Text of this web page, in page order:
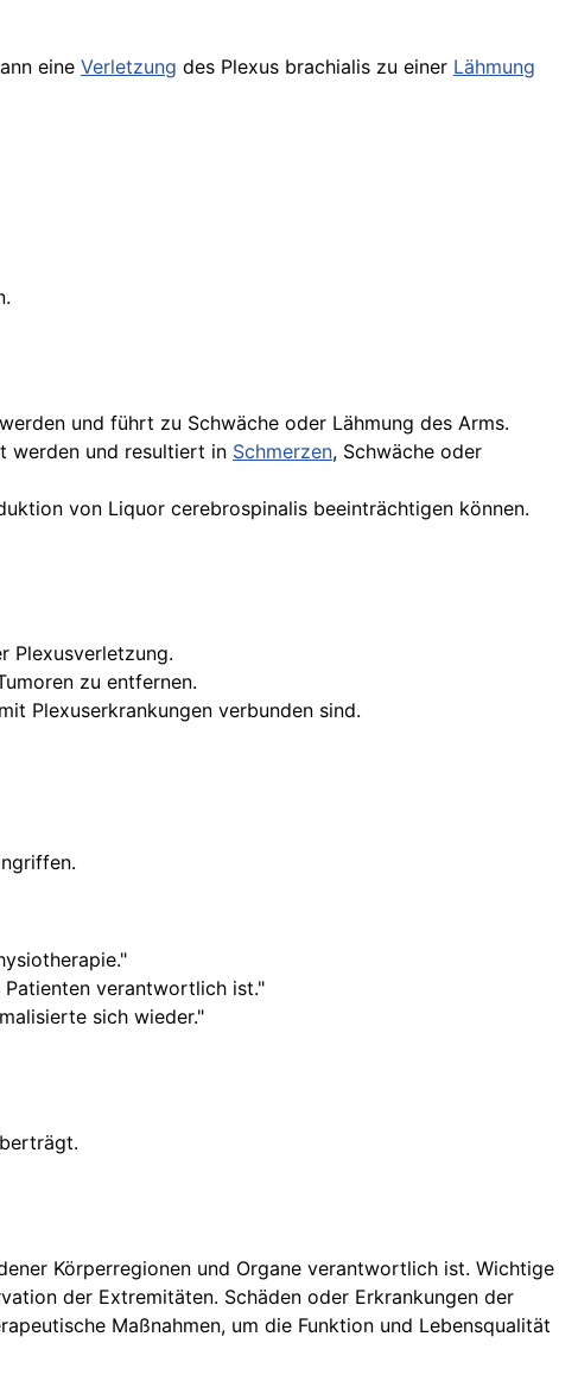
eine Verletzung des Plexus brachialis zu einer Lähmung
und führt zu Schwäche oder Lähmung des Arms.
werden und resultiert in Schmerzen, Schwäche oder
von Liquor cerebrospinalis beeinträchtigen können.
Plexusverletzung.
zu entfernen.
Plexuserkrankungen verbunden sind.
verantwortlich ist."
sich wieder."
Körperregionen und Organe verantwortlich ist. Wichtige
der Extremitäten. Schäden oder Erkrankungen der
Maßnahmen, um die Funktion und Lebensqualität